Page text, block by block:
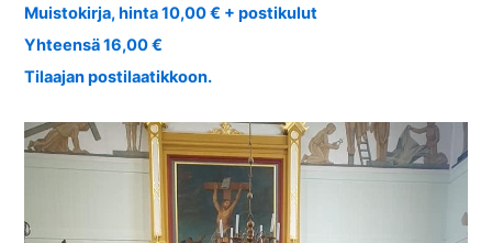
Muistokirja, hinta 10,00 € + postikulut
Yhteensä 16,00 €
Tilaajan postilaatikkoon.